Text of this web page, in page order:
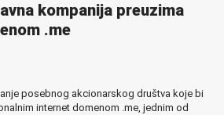
kompanija preuzima
.me
posebnog akcionarskog društva koje bi
internet domenom .me, jednim od